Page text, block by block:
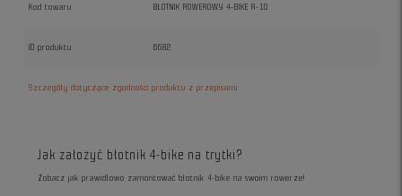
Kod towaru BŁOTNIK ROWEROWY 4-BIKE A-10
ID produktu 6682
Szczegóły dotyczące zgodności produktu z przepisami
Jak założyć błotnik 4-bike na trytki?
Zobacz jak prawidłowo zamontować błotnik 4-bike na swoim rowerze!